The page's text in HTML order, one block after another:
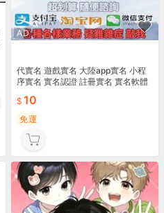
AD
代實名 遊戲實名 大陸app實名 小程
序實名 實名認證 註冊實名 實名軟體
10
免運